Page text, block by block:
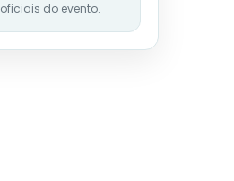
oficiais do evento.